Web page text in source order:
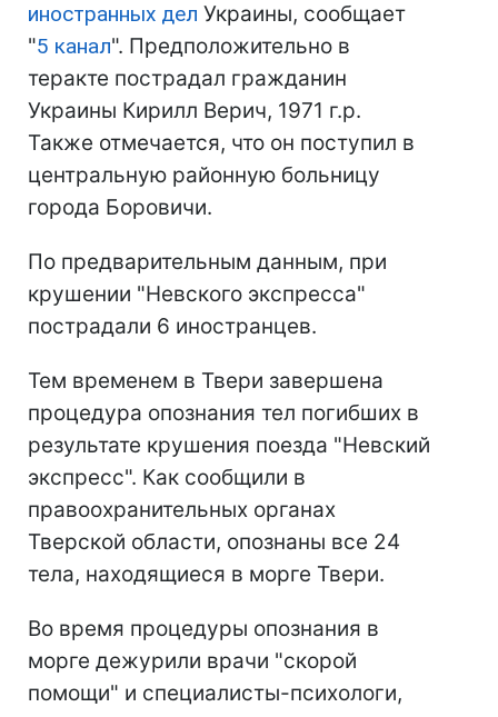
иностранных дел Украины, сообщает
"5 канал". Предположительно в
теракте пострадал гражданин
Украины Кирилл Верич, 1971 г.р.
Также отмечается, что он поступил в
центральную районную больницу
города Боровичи.
По предварительным данным, при
крушении "Невского экспресса"
пострадали 6 иностранцев.
Тем временем в Твери завершена
процедура опознания тел погибших в
результате крушения поезда "Невский
экспресс". Как сообщили в
правоохранительных органах
Тверской области, опознаны все 24
тела, находящиеся в морге Твери.
Во время процедуры опознания в
морге дежурили врачи "скорой
помощи" и специалисты-психологи,